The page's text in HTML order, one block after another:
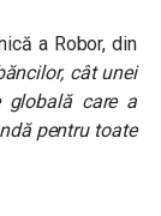
a Robor, din
cât unei
globală care a
pentru toate